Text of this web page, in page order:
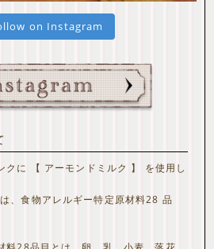
on Instagram
クに 【 アーモンドミルク 】 を使用し
、食物アレルギー特定原材料28 品